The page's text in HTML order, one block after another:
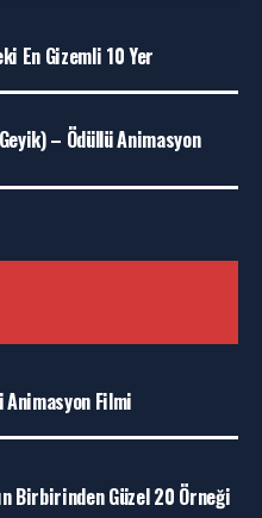
En Gizemli 10 Yer
– Ödüllü Animasyon
Filmi
Birbirinden Güzel 20 Örneği